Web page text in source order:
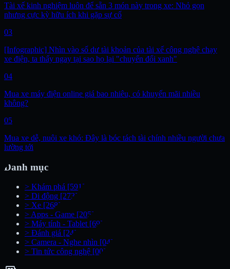
Tài xế kinh nghiệm luôn để sẵn 3 món này trong xe: Nhỏ gọn
nhưng cực kỳ hữu ích khi gặp sự cố
03
[Infographic] Nhìn vào số dư tài khoản của tài xế công nghệ chạy
xe điện, ta thấy ngay tại sao họ lại "chuyển đổi xanh"
04
Mua xe máy điện online giá bao nhiêu, có khuyến mãi nhiều
không?
05
Mua xe dễ, nuôi xe khó: Đây là bóc tách tài chính nhiều người chưa
lường tới
Danh mục
> Khám phá [591]
> Di động [273]
> Xe [268]
>Apps - Game [205]
> Máy tính - Tablet [69]
> Đánh giá [24]
> Camera - Nghe nhìn [04]
> Tin tức công nghệ [00]